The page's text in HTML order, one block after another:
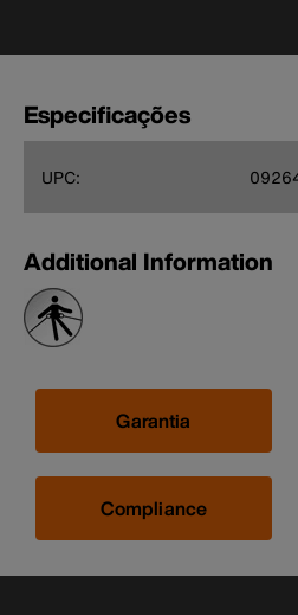
Especificações
UPC:
Additional Information
Garantia
Compliance